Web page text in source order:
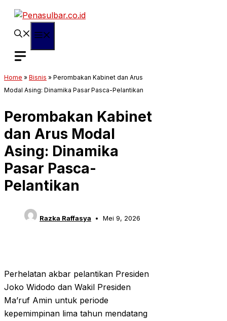
Langsung
Home » Bisnis » Perombakan Kabinet dan Arus
Modal Asing: Dinamika Pasar Pasca-Pelantikan
Perombakan Kabinet
dan Arus Modal
Asing: Dinamika
Pasar Pasca-
Pelantikan
Razka Raffasya Mei 9, 2026
Perhelatan akbar pelantikan Presiden
Joko Widodo dan Wakil Presiden
Ma’ruf Amin untuk periode
kepemimpinan lima tahun mendatang